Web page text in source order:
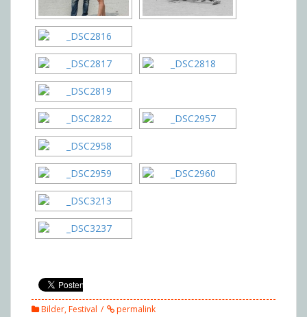
Bilder,Festival permalink